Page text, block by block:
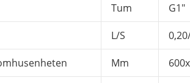
Tum G1"
L/S
Mm